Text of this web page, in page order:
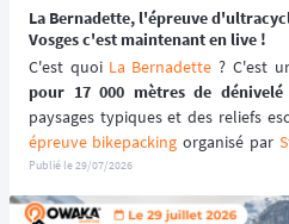
La Bernadette, l'épreuve
Vosges c'est maintenant en live !
C'est quoi La Bernadette ? C'est
pour 17 000 mètres de
paysages typiques et des reliefs
épreuve bikepacking organisé par
dans l'âme pour un tarif
Publié le29/07/2026